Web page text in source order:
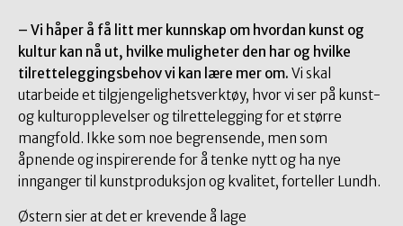
– Vi håper å få litt mer kunnskap om hvordan kunst og
kultur kan nå ut, hvilke muligheter den har og hvilke
tilretteleggingsbehov vi kan lære mer om. Vi skal
utarbeide et tilgjengelighetsverktøy, hvor vi ser på kunst-
og kulturopplevelser og tilrettelegging for et større
mangfold. Ikke som noe begrensende, men som
åpnende og inspirerende for å tenke nytt og ha nye
innganger til kunstproduksjon og kvalitet, forteller Lundh.
Østern sier at det er krevende å lage